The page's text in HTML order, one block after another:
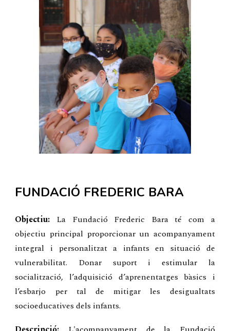
FUNDACIÓ FREDERIC BARA
Objectiu: La Fundació Frederic Bara té com a
objectiu principal proporcionar un acompanyament
integral i personalitzat a infants en situació de
vulnerabilitat. Donar suport i estimular la
socialització, l’adquisició d’aprenentatges bàsics i
l’esbarjo per tal de mitigar les desigualtats
socioeducatives dels infants.